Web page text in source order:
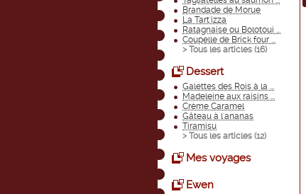
Brandade de Morue
La Tart'izza
Ratagnaise ou Bolotoui ...
Coupelle de Brick four ...
> Tous les articles (16)
Dessert
Galettes des Rois à la ...
Madeleine aux raisins ...
Crème Caramel
Gâteau à l'ananas
Tiramisu
> Tous les articles (12)
Mes voyages
Ewen